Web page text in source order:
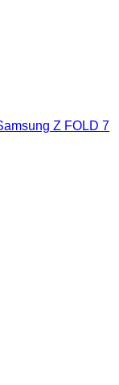
Z FOLD 7